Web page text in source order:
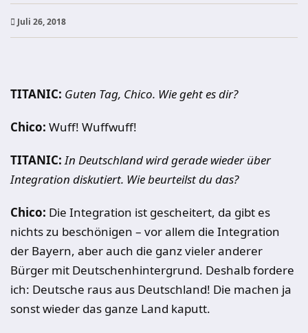
Juli 26, 2018
TITANIC: Guten Tag, Chico. Wie geht es dir?
Chico: Wuff! Wuffwuff!
TITANIC: In Deutschland wird gerade wieder über
Integration diskutiert. Wie beurteilst du das?
Chico: Die Integration ist gescheitert, da gibt es
nichts zu beschönigen – vor allem die Integration
der Bayern, aber auch die ganz vieler anderer
Bürger mit Deutschenhintergrund. Deshalb fordere
ich: Deutsche raus aus Deutschland! Die machen ja
sonst wieder das ganze Land kaputt.